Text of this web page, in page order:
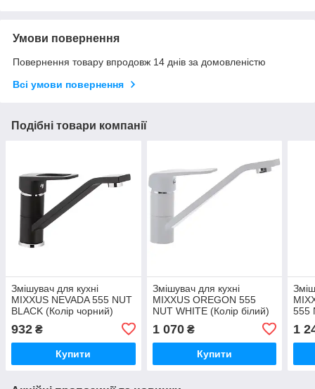
Умови повернення
Повернення товару впродовж 14 днів за домовленістю
Всі умови повернення
Подібні товари компанії
Змішувач для кухні
MIXXUS NEVADA 555 NUT
BLACK (Колір чорний)
932 ₴
Купити
Змішувач для кухні
MIXXUS OREGON 555
NUT WHITE (Колір білий)
1 070₴
Купити
555
1